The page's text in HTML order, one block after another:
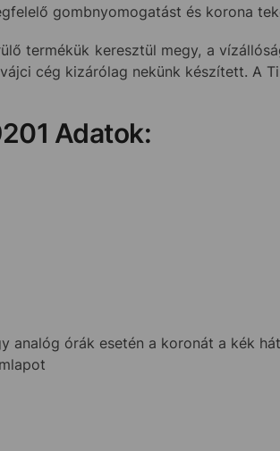
gombnyomogatást és korona
termékük keresztül megy, a
cég kizárólag nekünk készített. A
Adatok:
analóg órák esetén a koronát a kék